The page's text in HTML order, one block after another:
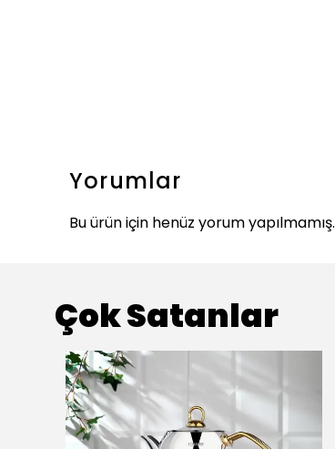
Yorumlar
Bu ürün için henüz yorum yapılmamış.
Çok Satanlar